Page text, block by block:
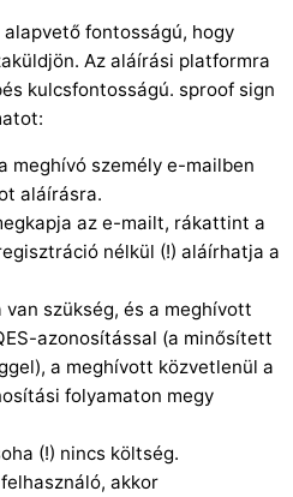
fontosságú, hogy
Az aláírási platformra
kulcsfontosságú. sproof sign
meghívó személy e-mailben
aláírásra.
az e-mailt, rákattint a
nélkül (!) aláírhatja a
szükség, és a meghívott
azonosítással (a minősített
a meghívott közvetlenül a
folyamaton megy
(!) nincs költség.
akkor